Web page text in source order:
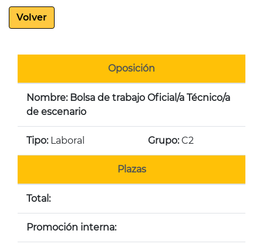
Volver
Oposición
Nombre: Bolsa de trabajo Oficial/a Técnico/a
de escenario
Tipo:Laboral Grupo:C2
Plazas
Total:
Promoción interna: